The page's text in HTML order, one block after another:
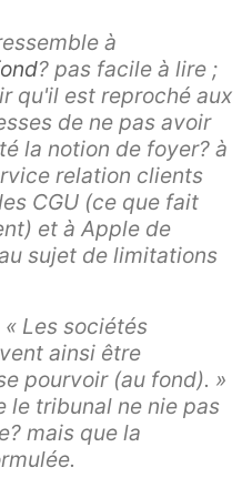
à
? pas facile à lire ;
qu'il est reproché aux
de ne pas avoir
la notion de foyer? à
relation clients
CGU (ce que fait
et à Apple de
sujet de limitations
Les sociétés
ainsi être
pourvoir (au fond). »
le tribunal ne nie pas
mais que la